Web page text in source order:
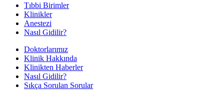
Tıbbi Birimler
Klinikler
Anestezi
Nasıl Gidilir?
Doktorlarımız
Klinik Hakkında
Klinikten Haberler
Nasıl Gidilir?
Sıkça Sorulan Sorular